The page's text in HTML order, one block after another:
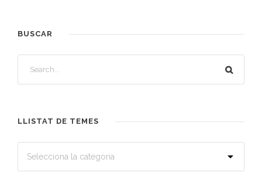
BUSCAR
LLISTAT DE TEMES